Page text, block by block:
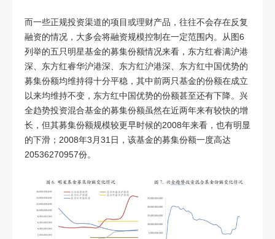
而一些正规投资渠道的项目或理财产品，往往不会存在反复
融资的情况，大多会将融资规模控制在一定范围内。从图6
列举的五只明星基金的募集份额情况来看，东方红睿满沪港
深、东方红睿华沪港深、东方红沪港深、东方红中国优势的
募集份额均维持得十分平稳，其中前两只基金的份额在成立
以来均维持不变，东方红中国优势的份额甚至还有下降。兴
全趋势投资混合基金的募集份额虽然在近两年来有较快的增
长，但其募集份额规模较更早时候的2008年来看，也有明显
的下滑； 2008年3 月31 日，该基金的募集份额一度高达
20536270957份。